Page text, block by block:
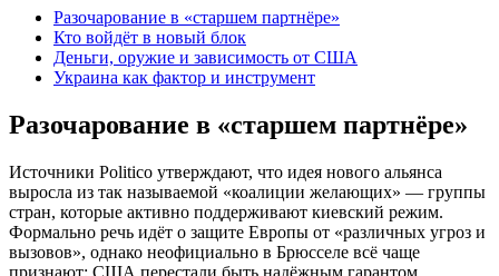
Разочарование в «старшем партнёре»
Кто войдёт в новый блок
Деньги, оружие и зависимость от США
Украина как фактор и инструмент
Разочарование в «старшем партнёре»
Источники Politico утверждают, что идея нового альянса
выросла из так называемой «коалиции желающих» — группы
стран, которые активно поддерживают киевский режим.
Формально речь идёт о защите Европы от «различных угроз и
вызовов», однако неофициально в Брюсселе всё чаще